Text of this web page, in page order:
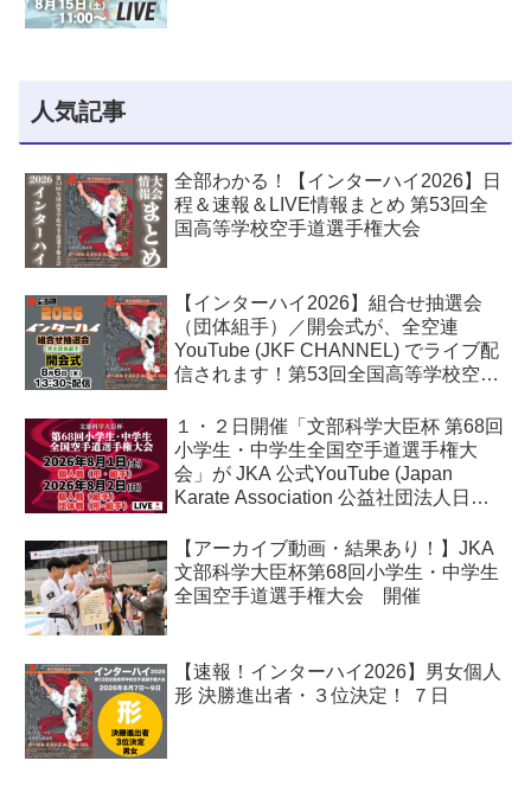
人気記事
全部わかる！【インターハイ2026】日
程＆速報＆LIVE情報まとめ 第53回全
国高等学校空手道選手権大会
【インターハイ2026】組合せ抽選会
（団体組手）／開会式が、全空連
YouTube (JKF CHANNEL) でライブ配
信されます！第53回全国高等学校空手
１・２日開催「文部科学大臣杯 第68回
小学生・中学生全国空手道選手権大
会」が JKA 公式YouTube (Japan
Karate Association 公益社団法人日本
【アーカイブ動画・結果あり！】JKA
文部科学大臣杯第68回小学生・中学生
全国空手道選手権大会 開催
【速報！インターハイ2026】男女個人
形 決勝進出者・３位決定！ ７日